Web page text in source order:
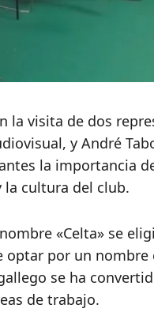
la visita de dos
y André
la importancia
la cultura del club.
«Celta» se
por un nombre
se ha
de trabajo.